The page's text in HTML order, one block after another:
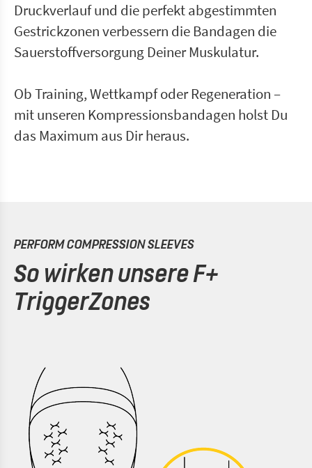
Druckverlauf und die perfekt abgestimmten
Gestrickzonen verbessern die Bandagen die
Sauerstoffversorgung Deiner Muskulatur.
Ob Training, Wettkampf oder Regeneration –
mit unseren Kompressionsbandagen holst Du
das Maximum aus Dir heraus.
PERFORM COMPRESSION SLEEVES
So wirken unsere F+
TriggerZones